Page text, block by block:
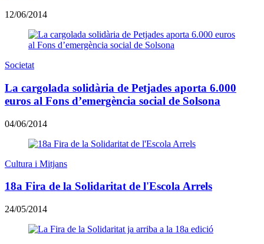
12/06/2014
Societat
La cargolada solidària de Petjades aporta 6.000
euros al Fons d’emergència social de Solsona
04/06/2014
Cultura i Mitjans
18a Fira de la Solidaritat de l'Escola Arrels
24/05/2014